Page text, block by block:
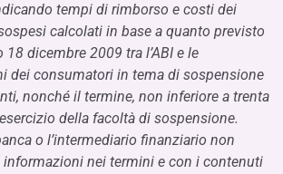
tempi di rimborso e costi dei
calcolati in base a quanto previsto
18 dicembre 2009 tra l’ABI e le
dei consumatori in tema di sospensione
nonché il termine, non inferiore a trenta
della facoltà di sospensione.
o l’intermediario finanziario non
informazioni nei termini e con i contenuti